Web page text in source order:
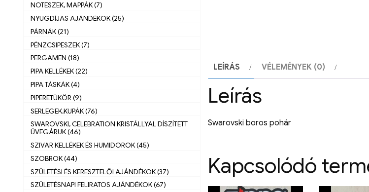
LEÍRÁS VÉLEMÉNYEK (0)
Leírás
Swarovski boros pohár
Kapcsolódó
NOTESZEK, MAPPÁK (7)
NYUGDÍJAS AJÁNDÉKOK (25)
PÁRNÁK (21)
PÉNZCSIPESZEK (7)
PERGAMEN (18)
PIPA KELLÉKEK (22)
PIPA TÁSKÁK (4)
PIPERETÜKÖR (9)
SERLEGEK,KUPÁK (76)
SWAROVSKI, CELEBRATION KRISTÁLLYAL DÍSZÍTETT
ÜVEGÁRUK (46)
SZIVAR KELLÉKEK ÉS HUMIDOROK (45)
SZOBROK (44)
SZÜLETÉSI ÉS KERESZTELŐI AJÁNDÉKOK (37)
SZÜLETÉSNAPI FELIRATOS AJÁNDÉKOK (67)